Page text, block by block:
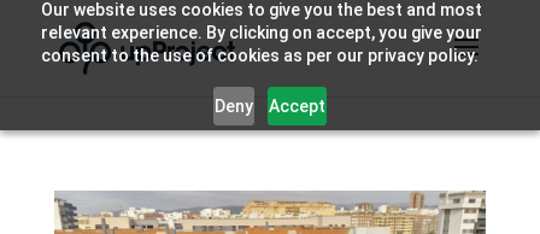
Our website uses cookies to give you the best and most
relevant experience. By clicking on accept, you give your
consent to the use of cookies as per our privacy policy.
Deny Accept